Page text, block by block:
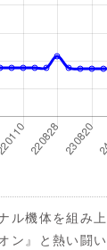
ル機体を組み
ン』と熱い闘い